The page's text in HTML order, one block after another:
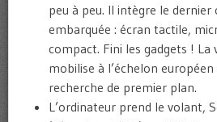
peu à peu. Il intègre le dernier
embarquée : écran tactile,
compact. Fini les gadgets ! La
mobilise à l’échelon européen
recherche de premier plan.
L’ordinateur prend le volant,